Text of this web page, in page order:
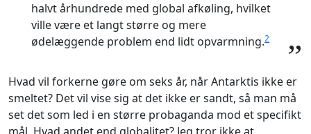
halvt århundrede med global afkøling, hvilket
ville være et langt større og mere
ødelæggende problem end lidt opvarmning.2 ”
Hvad vil forkerne gøre om seks år, når Antarktis ikke er
smeltet? Det vil vise sig at det ikke er sandt, så man må
set det som led i en større probaganda mod et specifikt